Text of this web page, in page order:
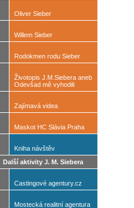
Oliver Sieber
Willem Sieber
Rodokmen rodu Sieber
Životopis J.M.Siebera aneb
Odevšad mě vyhodili
Zajímavá videa
Maskot HC Slávia Praha
Kniha návštěv
Další aktivity J. M. Siebera
Castingové agentury.cz
Mostecká realitní agentura